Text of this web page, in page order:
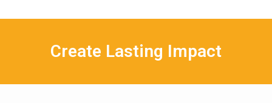
Create Lasting Impact